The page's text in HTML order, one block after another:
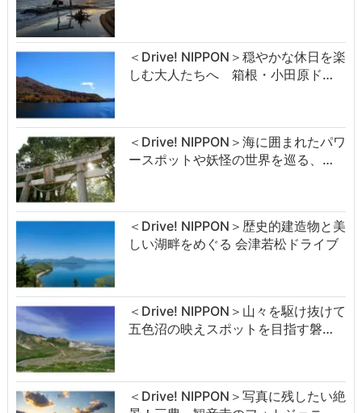
＜Drive! NIPPON＞穏やかな休日を楽
しむ大人たちへ 箱根・小田原ド…
＜Drive! NIPPON＞海に囲まれたパワ
ースポットや妖怪の世界を巡る、…
＜Drive! NIPPON＞歴史的建造物と美
しい湖畔をめぐる 会津若松ドライブ
＜Drive! NIPPON＞山々を駆け抜けて
五色沼の映えスポットを目指す磐…
＜Drive! NIPPON＞写真に残したい絶